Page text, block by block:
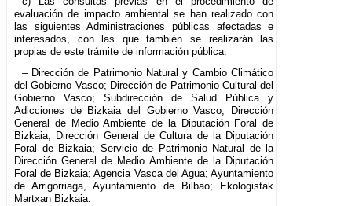
evaluación de impacto ambiental se han realizado con
las siguientes Administraciones públicas afectadas e
interesados, con las que también se realizarán las
propias de este trámite de información pública:
– Dirección de Patrimonio Natural y Cambio Climático
del Gobierno Vasco; Dirección de Patrimonio Cultural del
Gobierno Vasco; Subdirección de Salud Pública y
Adicciones de Bizkaia del Gobierno Vasco; Dirección
General de Medio Ambiente de la Diputación Foral de
Bizkaia; Dirección General de Cultura de la Diputación
Foral de Bizkaia; Servicio de Patrimonio Natural de la
Dirección General de Medio Ambiente de la Diputación
Foral de Bizkaia; Agencia Vasca del Agua; Ayuntamiento
de Arrigorriaga, Ayuntamiento de Bilbao; Ekologistak
Martxan Bizkaia.